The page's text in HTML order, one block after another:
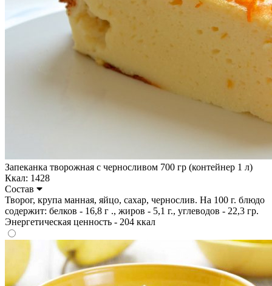
Запеканка творожная с черносливом 700 гр (контейнер 1 л)
Ккал: 1428
Состав
Творог, крупа манная, яйцо, сахар, чернослив. На 100 г. блюдо
содержит: белков - 16,8 г ., жиров - 5,1 г., углеводов - 22,3 гр.
Энергетическая ценность - 204 ккал